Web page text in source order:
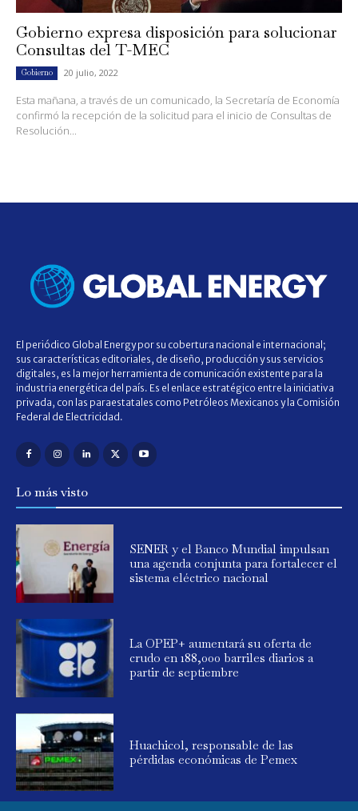
Gobierno expresa disposición para solucionar
Consultas del T-MEC
Gobierno 20 julio, 2022
Esta mañana, a través de un comunicado, la Secretaría de Economía
confirmó la recepción de la solicitud para el inicio de Consultas de
Resolución...
El periódico Global Energy por su cobertura nacional e internacional;
sus características editoriales, de diseño, producción y sus servicios
digitales, es la mejor herramienta de comunicación existente para la
industria energética del país. Es el enlace estratégico entre la iniciativa
privada, con las paraestatales como Petróleos Mexicanos y la Comisión
Federal de Electricidad.
Lo más visto
SENER y el Banco Mundial impulsan
una agenda conjunta para fortalecer el
sistema eléctrico nacional
La OPEP+ aumentará su oferta de
crudo en 188,000 barriles diarios a
partir de septiembre
Huachicol, responsable de las
pérdidas económicas de Pemex